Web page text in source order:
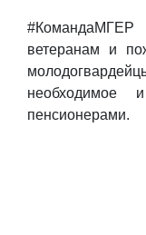
#КомандаМГЕР
ветеранам и
необходимое
пенсионерами.